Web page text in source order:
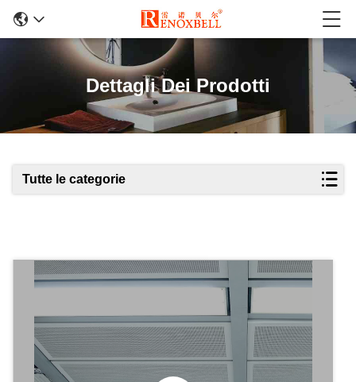
Dettagli Dei Prodotti
Tutte le categorie